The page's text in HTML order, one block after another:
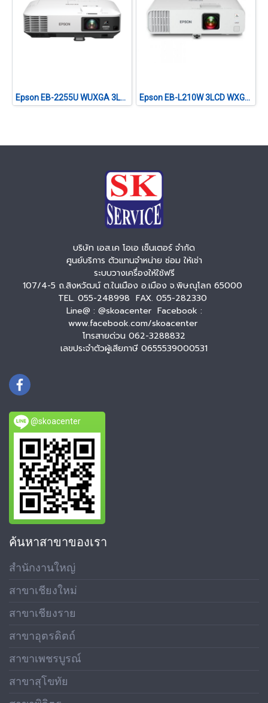
Epson EB-2255U WUXGA 3LCD Projector (5,000 lumens) Epson EB-L210W 3LCD WXGA (4,500 lumens) Laser Projector with Built-in Wireless
บริษัท เอส.เค โอเอ เซ็นเตอร์ จำกัด
ศูนย์บริการ ตัวแทนจำหน่าย ซ่อม ให้เช่า
ระบบวางเครื่องให้ใช้ฟรี
107/4-5 ถ.สิงหวัฒน์ ต.ในเมือง อ.เมือง จ.พิษณุโลก 65000
TEL. 055-248998 FAX. 055-282330
Line@ : @skoacenter Facebook :
www.facebook.com/skoacenter
โทรสายด่วน 062-3288832
เลขประจำตัวผู้เสียภาษี 0655539000531
@skoacenter
ค้นหาสาขาของเรา
สำนักงานใหญ่
สาขาเชียงใหม่
สาขาเชียงราย
สาขาอุตรดิตถ์
สาขาเพชรบูรณ์
สาขาสุโขทัย